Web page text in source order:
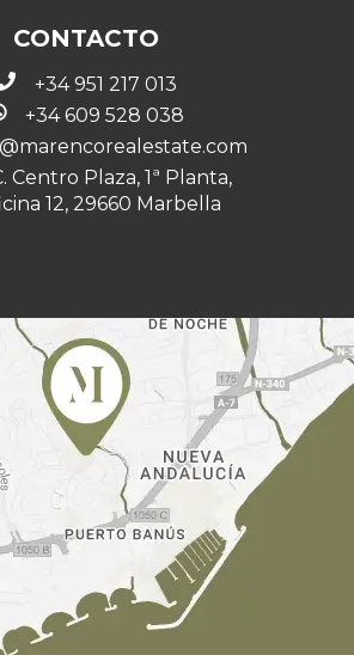
CONTACTO
+34 951 217 013
+34 609 528 038
Centro Plaza, 1ª Planta,
12, 29660 Marbella